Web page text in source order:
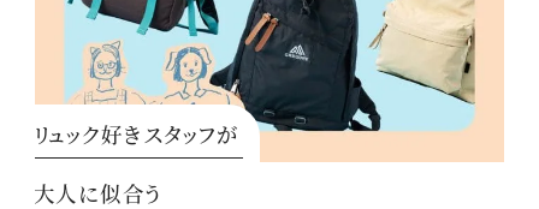
リュック好きスタッフが
大人に似合う